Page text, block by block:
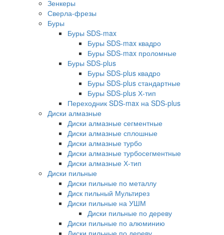
Зенкеры
Сверла-фрезы
Буры
Буры SDS-max
Буры SDS-max квадро
Буры SDS-max проломные
Буры SDS-plus
Буры SDS-plus квадро
Буры SDS-plus стандартные
Буры SDS-plus Х-тип
Переходник SDS-max на SDS-plus
Диски алмазные
Диски алмазные сегментные
Диски алмазные сплошные
Диски алмазные турбо
Диски алмазные турбосегментные
Диски алмазные Х-тип
Диски пильные
Диски пильные по металлу
Диск пильный Мультирез
Диски пильные на УШМ
Диски пильные по дереву
Диски пильные по алюминию
Диски пильные по дереву